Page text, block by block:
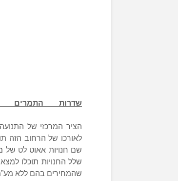
הציר המרכזי של
לאורכו של הרחוב הזה
שם חנויות אאוט לט של
שלל החנויות תוכלו
שהמחירים בהם ללא מע”מ